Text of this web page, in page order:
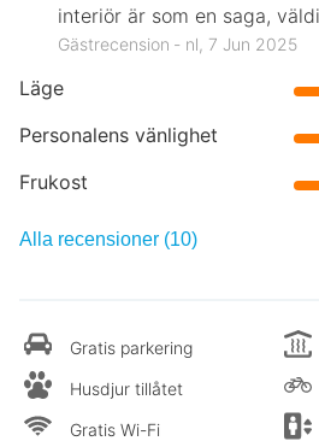
Läge
Personalens vänlighet
Frukost
interiör är som en saga,
Gästrecension ‐ nl, 7 Jun 2025
Alla recensioner (10)
Gratis parkering
Husdjur tillåtet
Gratis Wi-Fi